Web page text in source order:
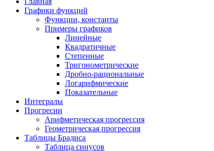
Графики функций
Функции, константы
Примеры графиков
Линейные
Квадратичные
Степенные
Тригонометрические
Дробно-рациональные
Логарифмические
Показательные
Интегралы
Прогресии
Арифметическая прогрессия
Геометрическая прогрессия
Таблицы Брадиса
Таблица синусов